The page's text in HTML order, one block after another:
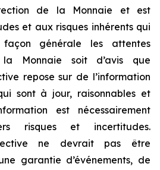
de la Monnaie et est
et aux risques inhérents qui
générale les attentes
Monnaie soit d’avis que
repose sur de l’information
sont à jour, raisonnables et
est nécessairement
risques et incertitudes.
ne devrait pas être
garantie d’événements, de